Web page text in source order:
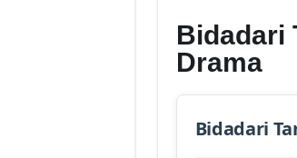
Bidadari
Drama
Bidadari